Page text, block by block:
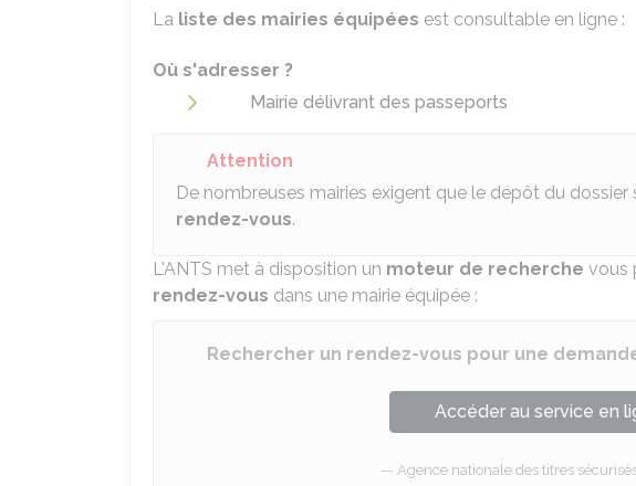
La liste des mairies équipées est consultable en ligne :
Où s'adresser ?
Mairie délivrant des passeports
Attention
De nombreuses mairies exigent que le dépôt du dossier
rendez-vous.
L'ANTS met à disposition un moteur de recherche vous
rendez-vous dans une mairie équipée :
Rechercher un rendez-vous pour une
Accéder au service en
Agence nationale des titres